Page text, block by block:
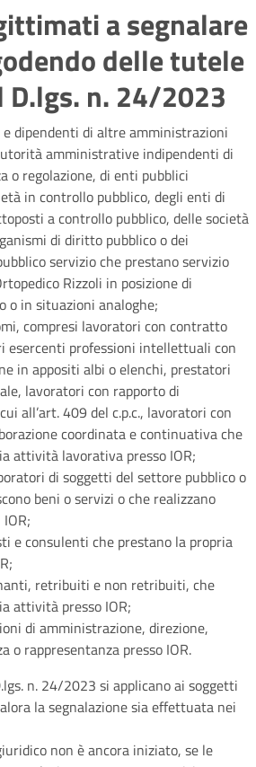
a segnalare
delle tutele
D.lgs. n. 24/2023
dipendenti di altre amministrazioni
amministrative indipendenti di
o regolazione, di enti pubblici
in controllo pubblico, degli enti di
a controllo pubblico, delle società
di diritto pubblico o dei
servizio che prestano servizio
Rizzoli in posizione di
o in situazioni analoghe;
compresi lavoratori con contratto
esercenti professioni intellettuali con
in appositi albi o elenchi, prestatori
lavoratori con rapporto di
all’art. 409 del c.p.c., lavoratori con
coordinata e continuativa che
attività lavorativa presso IOR;
di soggetti del settore pubblico o
beni o servizi o che realizzano
e consulenti che prestano la propria
retribuiti e non retribuiti, che
attività presso IOR;
di amministrazione, direzione,
o rappresentanza presso IOR.
n. 24/2023 si applicano ai soggetti
la segnalazione sia effettuata nei
non è ancora iniziato, se le